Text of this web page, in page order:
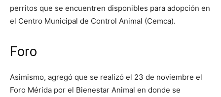
perritos que se encuentren disponibles para adopción en
el Centro Municipal de Control Animal (Cemca).
Foro
Asimismo, agregó que se realizó el 23 de noviembre el
Foro Mérida por el Bienestar Animal en donde se